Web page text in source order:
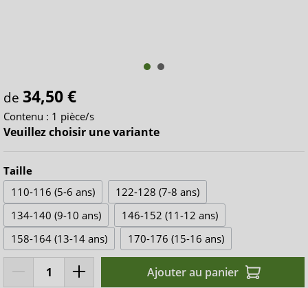
de 34,50 €
Contenu : 1 pièce/s
Veuillez choisir une variante
Taille
110-116 (5-6 ans)
122-128 (7-8 ans)
134-140 (9-10 ans)
146-152 (11-12 ans)
158-164 (13-14 ans)
170-176 (15-16 ans)
Ajouter au panier